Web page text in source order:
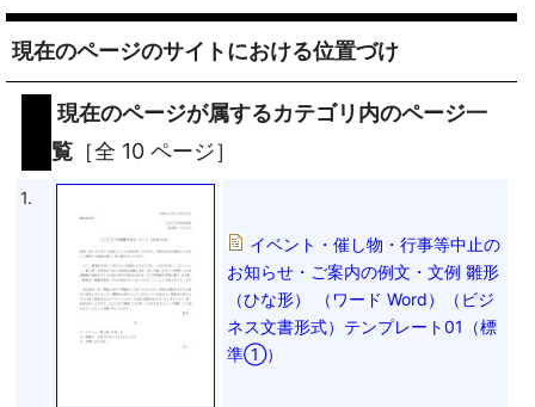
現在のページのサイトにおける位置づけ
現在のページが属するカテゴリ内のページ一
覧 ［全 10 ページ］
1.
イベント・催し物・行事等中止の
お知らせ・ご案内の例文・文例 雛形
（ひな形） （ワード Word）（ビジ
ネス文書形式）テンプレート01（標
準①）